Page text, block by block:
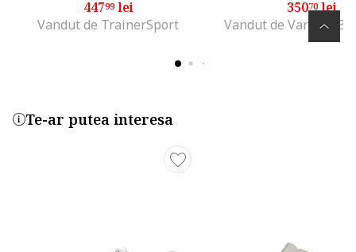
44799lei
Vandut de TrainerSport
35070lei
Vandut de Various
Te-ar putea interesa